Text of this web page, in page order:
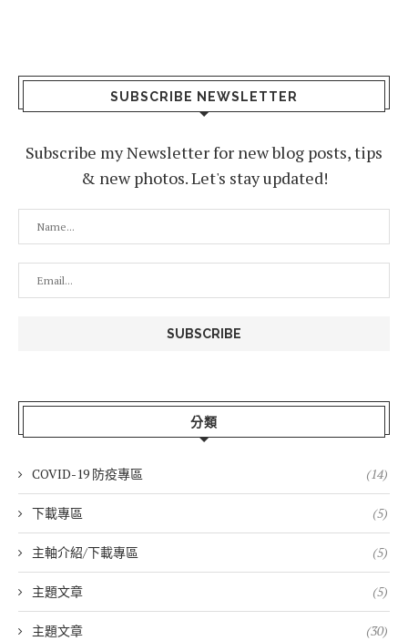
SUBSCRIBE NEWSLETTER
Subscribe my Newsletter for new blog posts, tips
& new photos. Let's stay updated!
分類
COVID-19 防疫專區 (14)
下載專區 (5)
主軸介紹/下載專區 (5)
主題文章 (5)
主題文章 (30)